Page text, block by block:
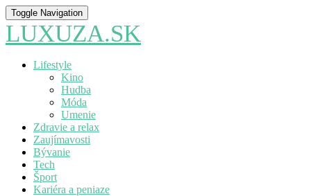
Toggle Navigation
LUXUZA.SK
Lifestyle
Kino
Hudba
Móda
Umenie
Zdravie a relax
Zaujímavosti
Bývanie
Tech
Šport
Kariéra a peniaze